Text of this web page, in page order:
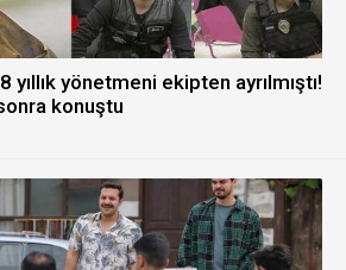
yıllık yönetmeni ekipten ayrılmıştı!
konuştu